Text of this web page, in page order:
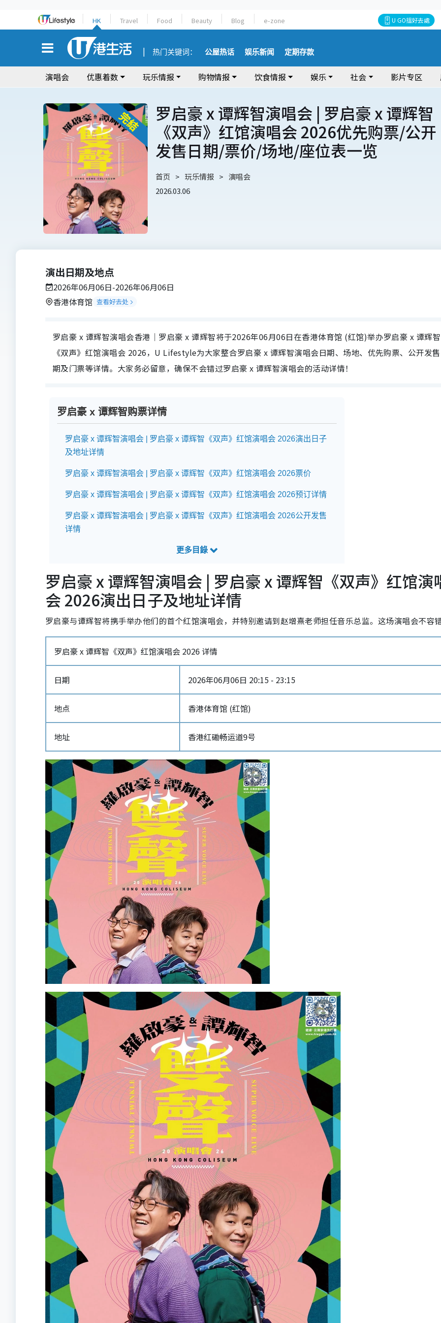
HK Travel Food Beauty Blog e-zone U GO搵好去處
热门关键词： 公屋热话 娱乐新闻 定期存款
演唱会 优惠着数 玩乐情报 购物情报 饮食情报 娱乐 社会 影片专区
罗启豪 x 谭辉智演唱会 | 罗启豪 x 谭辉智
《双声》红馆演唱会 2026优先购票/公开
发售日期/票价/场地/座位表一览
首页 玩乐情报
演唱会
2026.03.06
演出日期及地点
2026年06月06日-2026年06月06日
香港体育馆 查看好去处
罗启豪 x 谭辉智演唱会香港｜罗启豪 x 谭辉智将于2026年06月06日在香港体育馆 (红馆)举办罗启豪 x 谭辉智
《双声》红馆演唱会 2026，U Lifestyle为大家整合罗启豪 x 谭辉智演唱会日期、场地、优先购票、公开发
期及门票等详情。大家务必留意，确保不会错过罗启豪 x 谭辉智演唱会的活动详情！
罗启豪 x 谭辉智购票详情
罗启豪 x 谭辉智演唱会 | 罗启豪 x 谭辉智《双声》红馆演唱会 2026演出日子
及地址详情
罗启豪 x 谭辉智演唱会 | 罗启豪 x 谭辉智《双声》红馆演唱会 2026票价
罗启豪 x 谭辉智演唱会 | 罗启豪 x 谭辉智《双声》红馆演唱会 2026预订详情
罗启豪 x 谭辉智演唱会 | 罗启豪 x 谭辉智《双声》红馆演唱会 2026公开发售
详情
罗启豪 x 谭辉智演唱会 | 罗启豪 x 谭辉智《双声》红馆演唱会 2026预测歌单
罗启豪 x 谭辉智演唱会 | 罗启豪 x 谭辉智《双声》红馆演唱会 2026交通指南
罗启豪 x 谭辉智演唱会 | 罗启豪 x 谭辉智《双声》红馆演
会 2026演出日子及地址详情
罗启豪与谭辉智将携手举办他们的首个红馆演唱会，并特别邀请到赵增熹老师担任音乐总监。这场演唱会不容错
罗启豪 x 谭辉智《双声》红馆演唱会 2026 详情
日期 2026年06月06日 20:15 - 23:15
地点 香港体育馆 (红馆)
地址 香港红磡畅运道9号